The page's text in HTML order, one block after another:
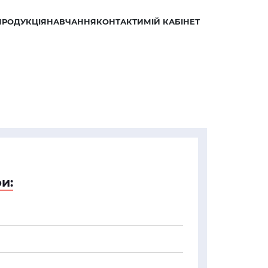
НАВЧАННЯКОНТАКТИМІЙ КАБІНЕТ